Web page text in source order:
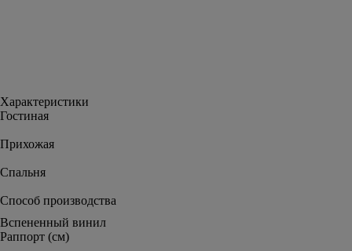
Характеристики
Гостиная
Прихожая
Спальня
Способ производства
Вспененный винил
Раппорт (см)